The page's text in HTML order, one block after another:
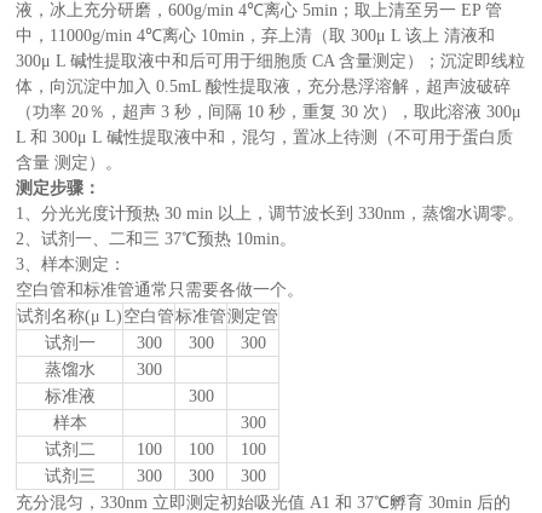
液，冰上充分研磨，600g/min 4℃离心 5min；取上清至另一 EP 管
中，11000g/min 4℃离心 10min，弃上清（取 300μ L 该上 清液和
300μ L 碱性提取液中和后可用于细胞质 CA 含量测定）；沉淀即线粒
体，向沉淀中加入 0.5mL 酸性提取液，充分悬浮溶解，超声波破碎
（功率 20％，超声 3 秒，间隔 10 秒，重复 30 次），取此溶液 300μ
L 和 300μ L 碱性提取液中和，混匀，置冰上待测（不可用于蛋白质
含量 测定）。
测定步骤：
1、分光光度计预热 30 min 以上，调节波长到 330nm，蒸馏水调零。
2、试剂一、二和三 37℃预热 10min。
3、样本测定：
空白管和标准管通常只需要各做一个。
试剂名称(μ L) 空白管标准管测定管
试剂一
300 300
300
蒸馏水
300
标准液
300
样本
300
试剂二
100 100
100
试剂三
300 300
300
充分混匀，330nm 立即测定初始吸光值 A1 和 37℃孵育 30min 后的